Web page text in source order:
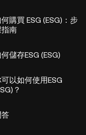
購買 ESG (ESG)：步
南
儲存ESG (ESG)
以如何使用ESG
？
答